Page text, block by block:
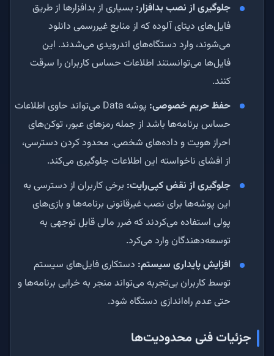
جلوگیری از نصب بدافزار: بسیاری از بدافزارها از طریق
فایل‌های دیتای آلوده که از منابع غیررسمی دانلود
می‌شوند، وارد دستگاه‌های اندرویدی می‌شدند. این
فایل‌ها می‌توانستند اطلاعات حساس کاربران را سرقت
کنند.
حفظ حریم خصوصی:
پوشه Data می‌تواند حاوی اطلاعات
حساس برنامه‌ها باشد از جمله رمزهای عبور، توکن‌های
احراز هویت و داده‌های شخصی. محدود کردن دسترسی،
از افشای ناخواسته این اطلاعات جلوگیری می‌کند.
جلوگیری از نقض کپی‌رایت: برخی کاربران از دسترسی به
این پوشه‌ها برای نصب غیرقانونی برنامه‌ها و بازی‌های
پولی استفاده می‌کردند که ضرر مالی قابل توجهی به
توسعه‌دهندگان وارد می‌کرد.
افزایش پایداری سیستم: دستکاری فایل‌های سیستم
توسط کاربران بی‌تجربه می‌تواند منجر به خرابی برنامه‌ها و
حتی عدم راه‌اندازی دستگاه شود.
جزئیات فنی محدودیت‌ها